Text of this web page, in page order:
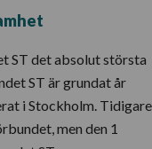
ST det absolut största
ST är grundat år
i Stockholm. Tidigare
men den 1